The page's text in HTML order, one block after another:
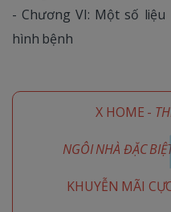
- Chương VI: Một số
hình bệnh
X HOME -
NGÔI NHÀ ĐẶC
KHUYỄN MÃI